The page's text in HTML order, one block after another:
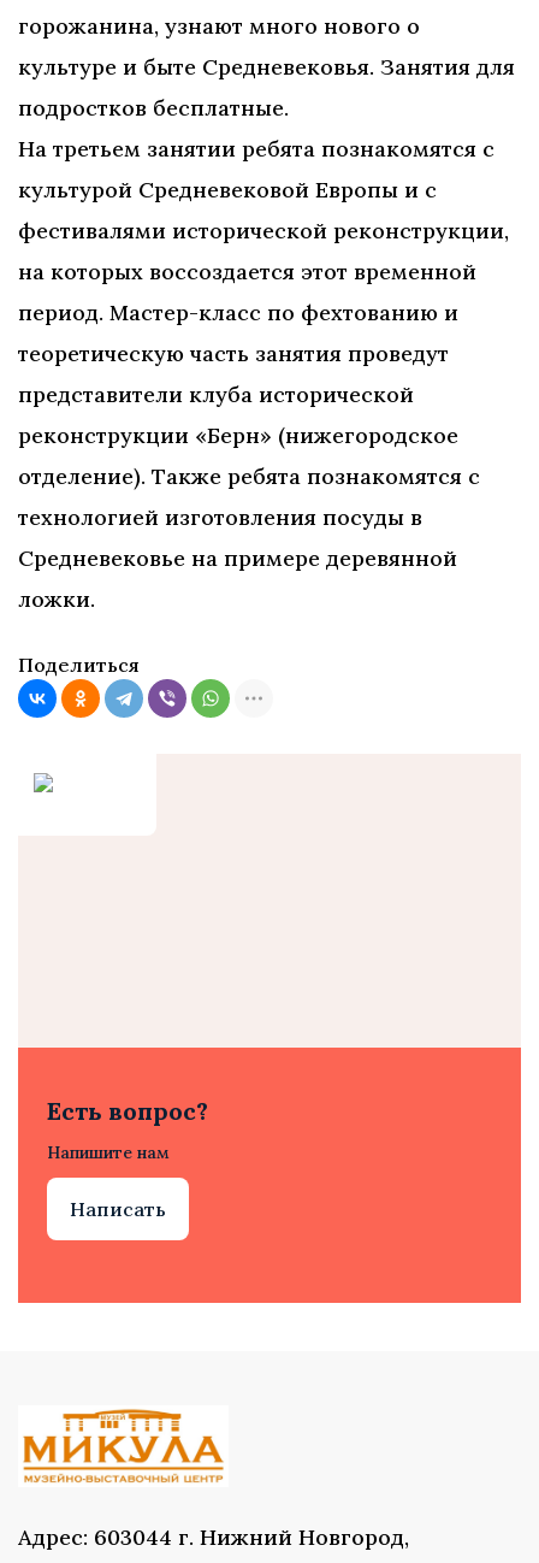
горожанина, узнают много нового о
культуре и быте Средневековья. Занятия для
подростков бесплатные.
На третьем занятии ребята познакомятся с
культурой Средневековой Европы и с
фестивалями исторической реконструкции,
на которых воссоздается этот временной
период. Мастер-класс по фехтованию и
теоретическую часть занятия проведут
представители клуба исторической
реконструкции «Берн» (нижегородское
отделение). Также ребята познакомятся с
технологией изготовления посуды в
Средневековье на примере деревянной
ложки.
Поделиться
Есть вопрос?
Напишите нам
Написать
Адрес: 603044 г. Нижний Новгород,